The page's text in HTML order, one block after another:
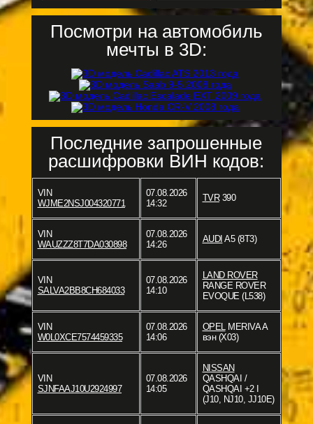
Посмотри на автомобиль
мечты в 3D:
Последние запрошенные
расшифровки ВИН кодов:
VIN
WJME2NSJ004320771
07.08.2026
14:32
TVR390
VIN
WAUZZZ8T7DA030898
07.08.2026
14:26
AUDI A5 (8T3)
VIN
SALVA2BB8CH684033
07.08.2026
14:10
LAND ROVER
RANGE ROVER
EVOQUE (L538)
VIN
W0L0XCE7574459335
07.08.2026
14:06
OPELMERIVA A
вэн (X03)
VIN
SJNFAAJ10U2924997
07.08.2026
14:05
NISSAN
QASHQAI /
QASHQAI +2 I
(J10, NJ10, JJ10E)